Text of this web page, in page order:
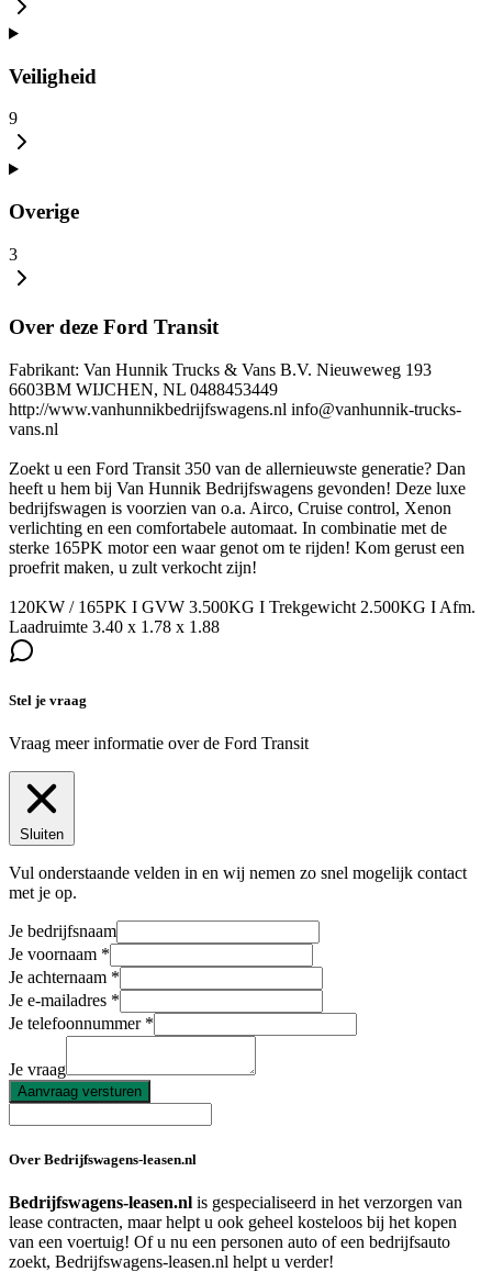
Veiligheid
9
Overige
3
Over deze Ford Transit
Fabrikant: Van Hunnik Trucks & Vans B.V. Nieuweweg 193
6603BM WIJCHEN, NL 0488453449
http://www.vanhunnikbedrijfswagens.nl info@vanhunnik-trucks-
vans.nl
Zoekt u een Ford Transit 350 van de allernieuwste generatie? Dan
heeft u hem bij Van Hunnik Bedrijfswagens gevonden! Deze luxe
bedrijfswagen is voorzien van o.a. Airco, Cruise control, Xenon
verlichting en een comfortabele automaat. In combinatie met de
sterke 165PK motor een waar genot om te rijden! Kom gerust een
proefrit maken, u zult verkocht zijn!
120KW / 165PK I GVW 3.500KG I Trekgewicht 2.500KG I Afm.
Laadruimte 3.40 x 1.78 x 1.88
Stel je vraag
Vraag meer informatie over de Ford Transit
Sluiten
Vul onderstaande velden in en wij nemen zo snel mogelijk contact
met je op.
Je bedrijfsnaam
Je voornaam
Je achternaam
Je e-mailadres
Je telefoonnummer
Je vraag
Aanvraag versturen
Over Bedrijfswagens-leasen.nl
Bedrijfswagens-leasen.nl is gespecialiseerd in het verzorgen van
lease contracten, maar helpt u ook geheel kosteloos bij het kopen
van een voertuig! Of u nu een personen auto of een bedrijfsauto
zoekt, Bedrijfswagens-leasen.nl helpt u verder!